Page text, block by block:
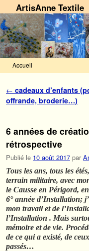
ArtisAnne Textile
Accueil
Navigation des
← cadeaux d’enfants
offrande, broderie…)
6 années de
rétrospective
Publié le 10 août 2017 par
Tous les ans, tous les
terrain militaire, avec
le Causse en Périgord,
6° année d’Installation;
mon travail et de
l’Installation . Mais
mémoire et de vie.
de ce qui a existé, de
passés…